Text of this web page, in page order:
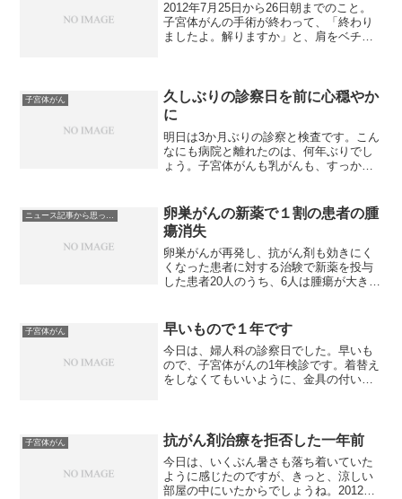
2012年7月25日から26日朝までのこと。
子宮体がんの手術が終わって、「終わり
ましたよ。解りますか」と、肩をベチベ
て呼ばれるので、...
子宮体がん
久しぶりの診察日を前に心穏やか
に
明日は3か月ぶりの診察と検査です。こん
なにも病院と離れたのは、何年ぶりでし
ょう。子宮体がんも乳がんも、すっかり
りするけれど、抗がん剤の副作用時や、
放射線治療の副作用の...
卵巣がんの新薬で１割の患者の腫
瘍消失
卵巣がんが再発し、抗がん剤も効きにく
くなった患者に対する治験で新薬を投与
した患者20人のうち、6人は腫瘍が大きく
スがありました。免疫を再活性化するタ
イプの新しいがん...
子宮体がん 早いもので１年です
今日は、婦人科の診察日でした。早いも
ので、子宮体がんの1年検診です。着替え
をしなくてもいいように、金具の付いて
後。結果を聞きに診察に入...
子宮体がん 抗がん剤治療を拒否した一年前
今日は、いくぶん暑さも落ち着いていた
ように感じたのですが、きっと、涼しい
部屋の中にいたからでしょうね。2012年8